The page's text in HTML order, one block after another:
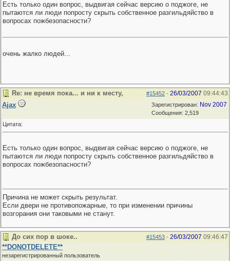
Есть только один вопрос, выдвигая сейчас версию о поджоге, не
пытаются ли люди попросту скрыть собственное разгильдяйство в
вопросах пожбезопасности?
очень жалко людей...
#15452 - 26/03/2007 09:44:43
Re: не время пока... и ни к месту,
Зарегистрирован: Nov 2007
Сообщения: 2,519
Ajax
Цитата:
Есть только один вопрос, выдвигая сейчас версию о поджоге, не
пытаются ли люди попросту скрыть собственное разгильдяйство в
вопросах пожбезопасности?
Причина не может скрыть результат.
Если двери не противопожарные, то при изменении причины
возгорания они таковыми не станут.
#15453 - 26/03/2007 09:46:47
До сих пор в шоке..
**DONOTDELETE**
незарегистрированный пользователь